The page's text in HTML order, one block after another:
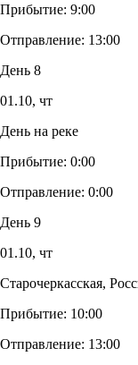
Прибытие: 9:00
Отправление: 13:00
День 8
01.10, чт
День на реке
Прибытие: 0:00
Отправление: 0:00
День 9
01.10, чт
Старочеркасская,
Прибытие: 10:00
Отправление: 13:00